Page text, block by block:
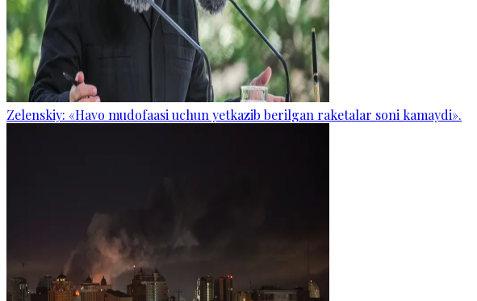
Zelenskiy: «Havo mudofaasi uchun yetkazib berilgan raketalar soni kamaydi».